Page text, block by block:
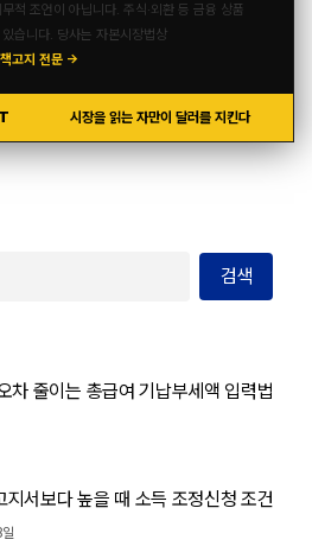
적 조언이 아닙니다. 주식·외환 등 금융 상품
습니다. 당사는 자본시장법상
고지 전문 →
시장을 읽는 자만이 달러를 지킨다
검색
차 줄이는 총급여 기납부세액 입력법
서보다 높을 때 소득 조정신청 조건